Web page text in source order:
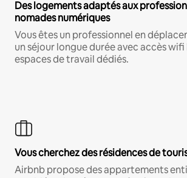
Des logements adaptés aux
nomades numériques
Vous êtes un professionnel en
un séjour longue durée avec accès
espaces de travail dédiés.
Vous cherchez des résidences de
Airbnb propose des appartements